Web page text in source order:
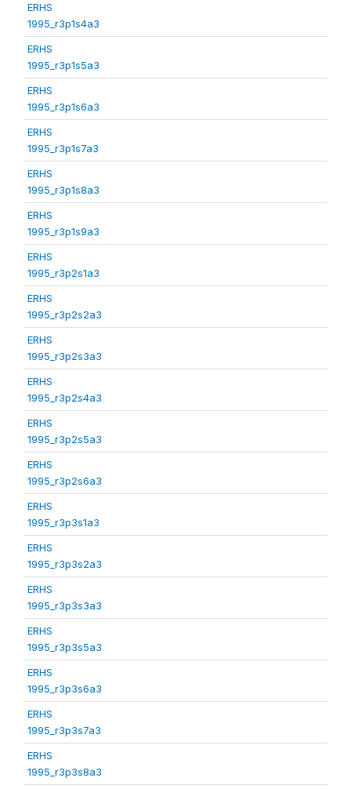
ERHS
1995_r3p1s4a3
ERHS
1995_r3p1s5a3
ERHS
1995_r3p1s6a3
ERHS
1995_r3p1s7a3
ERHS
1995_r3p1s8a3
ERHS
1995_r3p1s9a3
ERHS
1995_r3p2s1a3
ERHS
1995_r3p2s2a3
ERHS
1995_r3p2s3a3
ERHS
1995_r3p2s4a3
ERHS
1995_r3p2s5a3
ERHS
1995_r3p2s6a3
ERHS
1995_r3p3s1a3
ERHS
1995_r3p3s2a3
ERHS
1995_r3p3s3a3
ERHS
1995_r3p3s5a3
ERHS
1995_r3p3s6a3
ERHS
1995_r3p3s7a3
ERHS
1995_r3p3s8a3